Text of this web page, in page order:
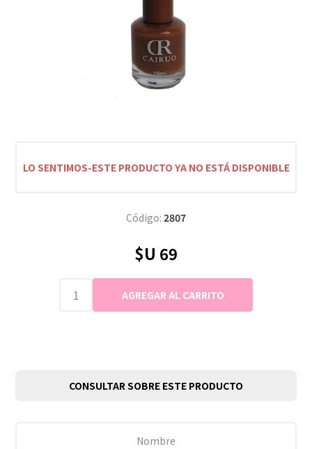
LO SENTIMOS-ESTE PRODUCTO YA NO ESTÁ DISPONIBLE
Código: 2807
$U 69
CONSULTAR SOBRE ESTE PRODUCTO
Nombre